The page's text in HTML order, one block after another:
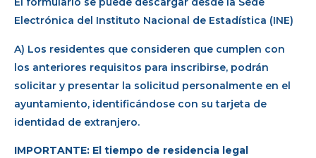
Electrónica del Instituto Nacional de Estadística (INE)
A) Los residentes que consideren que cumplen con
los anteriores requisitos para inscribirse, podrán
solicitar y presentar la solicitud personalmente en el
ayuntamiento, identificándose con su tarjeta de
identidad de extranjero.
IMPORTANTE: El tiempo de residencia legal